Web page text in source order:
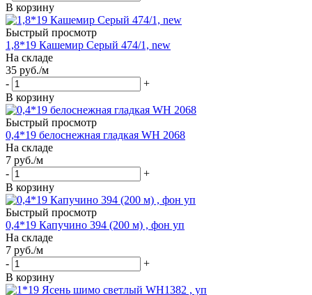
В корзину
Быстрый просмотр
1,8*19 Кашемир Серый 474/1, new
На складе
35 руб./м
-
+
В корзину
Быстрый просмотр
0,4*19 белоснежная гладкая WH 2068
На складе
7 руб./м
-
+
В корзину
Быстрый просмотр
0,4*19 Капучино 394 (200 м) , фон уп
На складе
7 руб./м
-
+
В корзину